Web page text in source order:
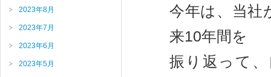
今年は、当社
来10年間を
振り返って
2023年8月
2023年7月
2023年6月
2023年5月